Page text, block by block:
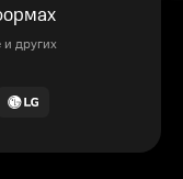
и других